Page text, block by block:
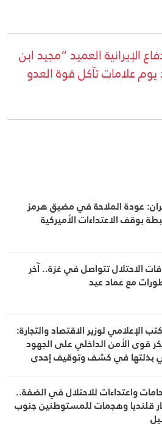
الإيرانية العميد “مجيد ابن
علامات تآكل قوة العدو
عودة الملاحة في مضيق هرمز
بوقف الاعتداءات الأميركية
الاحتلال تتواصل في غزة.. آخر
مع عماد عيد
الإعلامي لوزير الاقتصاد والتجارة:
قوى الأمن الداخلي على الجهود
بذلتها في كشف وتوقيف إحدى
واعتداءات للاحتلال في الضفة..
قلنديا وهجمات للمستوطنين جنوب